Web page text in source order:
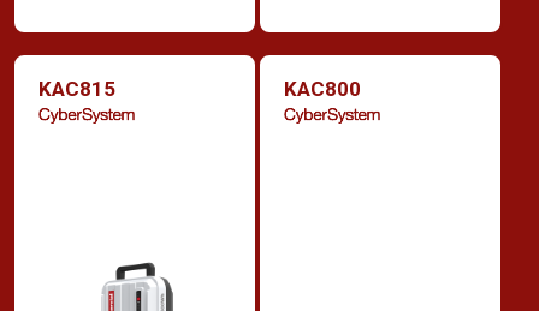
KAC815 KAC800